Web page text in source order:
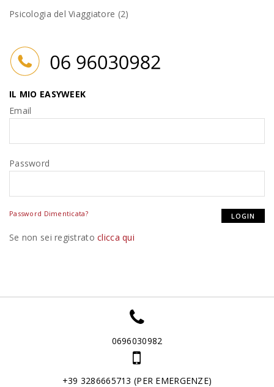
Psicologia del Viaggiatore (2)
IL MIO EASYWEEK
Email
Password
Password Dimenticata?
Se non sei registratoclicca qui
0696030982
+39 3286665713 (PER EMERGENZE)